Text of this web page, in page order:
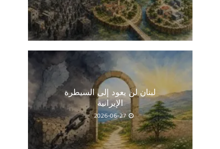
لبنان لن يعود إلى السيطرة
الإيرانية
2026-06-27